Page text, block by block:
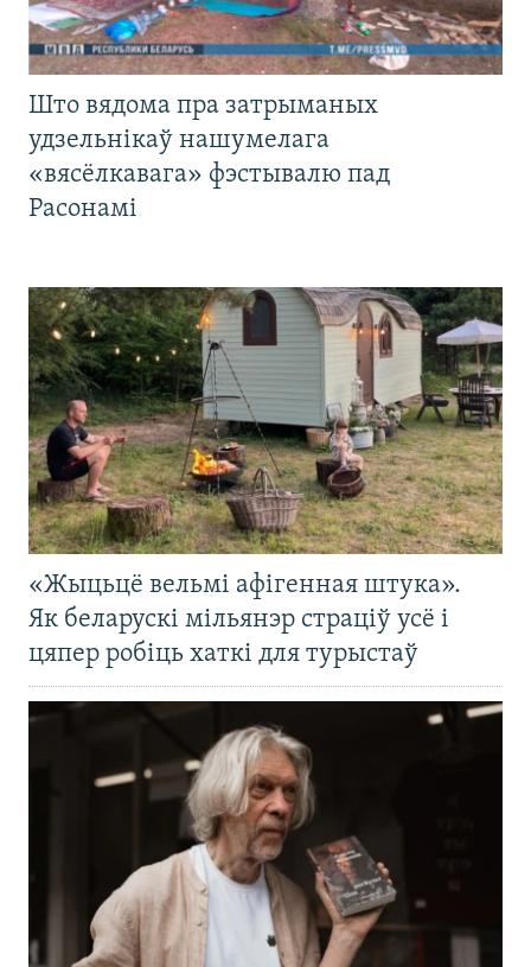
Што вядома пра затрыманых
удзельнікаў нашумелага
«вясёлкавага» фэстывалю пад
Расонамі
«Жыцьцё вельмі афігенная штука».
Як беларускі мільянэр страціў усё і
цяпер робіць хаткі для турыстаў